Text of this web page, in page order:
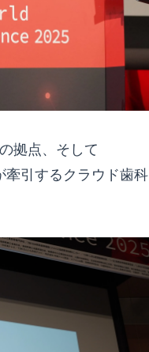
拠点、そして
牽引するクラウド歯科